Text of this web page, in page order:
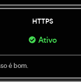
HTTPS
Ativo
é bom.